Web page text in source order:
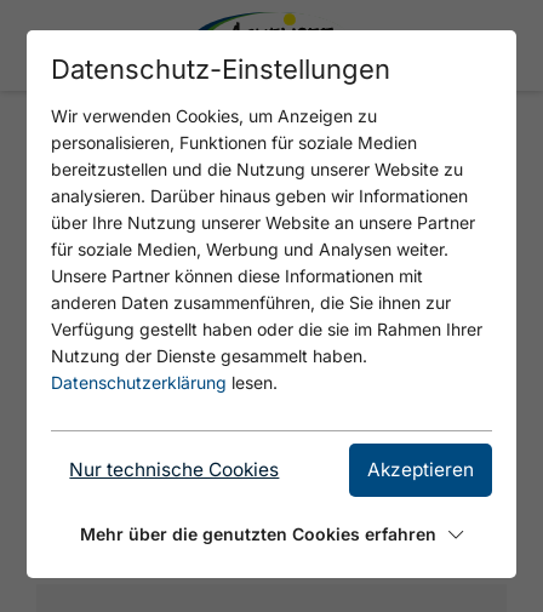
PARAGLIDING ADVENTURE
ACHENSEE
© Bernhard Reichegger
Datenschutz-Einstellungen
Wir verwenden Cookies, um Anzeigen zu
personalisieren, Funktionen für soziale Medien
bereitzustellen und die Nutzung unserer Website zu
analysieren. Darüber hinaus geben wir Informationen
über Ihre Nutzung unserer Website an unsere Partner
für soziale Medien, Werbung und Analysen weiter.
Unsere Partner können diese Informationen mit
anderen Daten zusammenführen, die Sie ihnen zur
Verfügung gestellt haben oder die sie im Rahmen Ihrer
Nutzung der Dienste gesammelt haben.
Datenschutzerklärung lesen.
Nur technische Cookies Akzeptieren
Mehr über die genutzten Cookies erfahren